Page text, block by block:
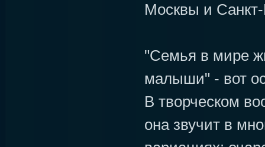
Москвы и Санкт-
"Семья в мире
малыши" - вот
В творческом
она звучит в